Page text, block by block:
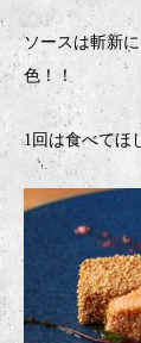
ソースは斬新
色！！
1回は食べてほ